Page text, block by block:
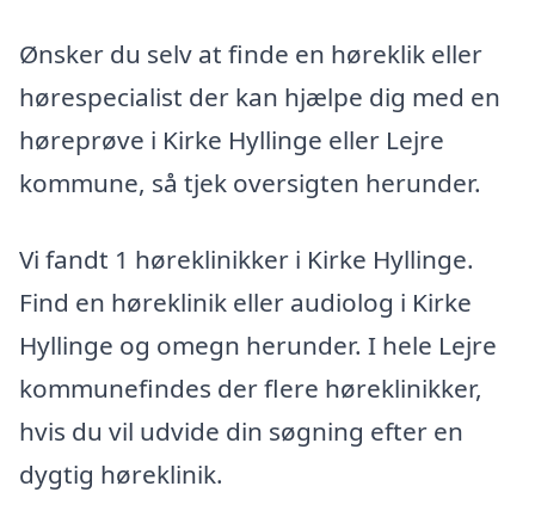
Ønsker du selv at finde en høreklik eller
hørespecialist der kan hjælpe dig med en
høreprøve i Kirke Hyllinge eller Lejre
kommune, så tjek oversigten herunder.
Vi fandt 1 høreklinikker i Kirke Hyllinge.
Find en høreklinik eller audiolog i Kirke
Hyllinge og omegn herunder. I hele Lejre
kommunefindes der flere høreklinikker,
hvis du vil udvide din søgning efter en
dygtig høreklinik.